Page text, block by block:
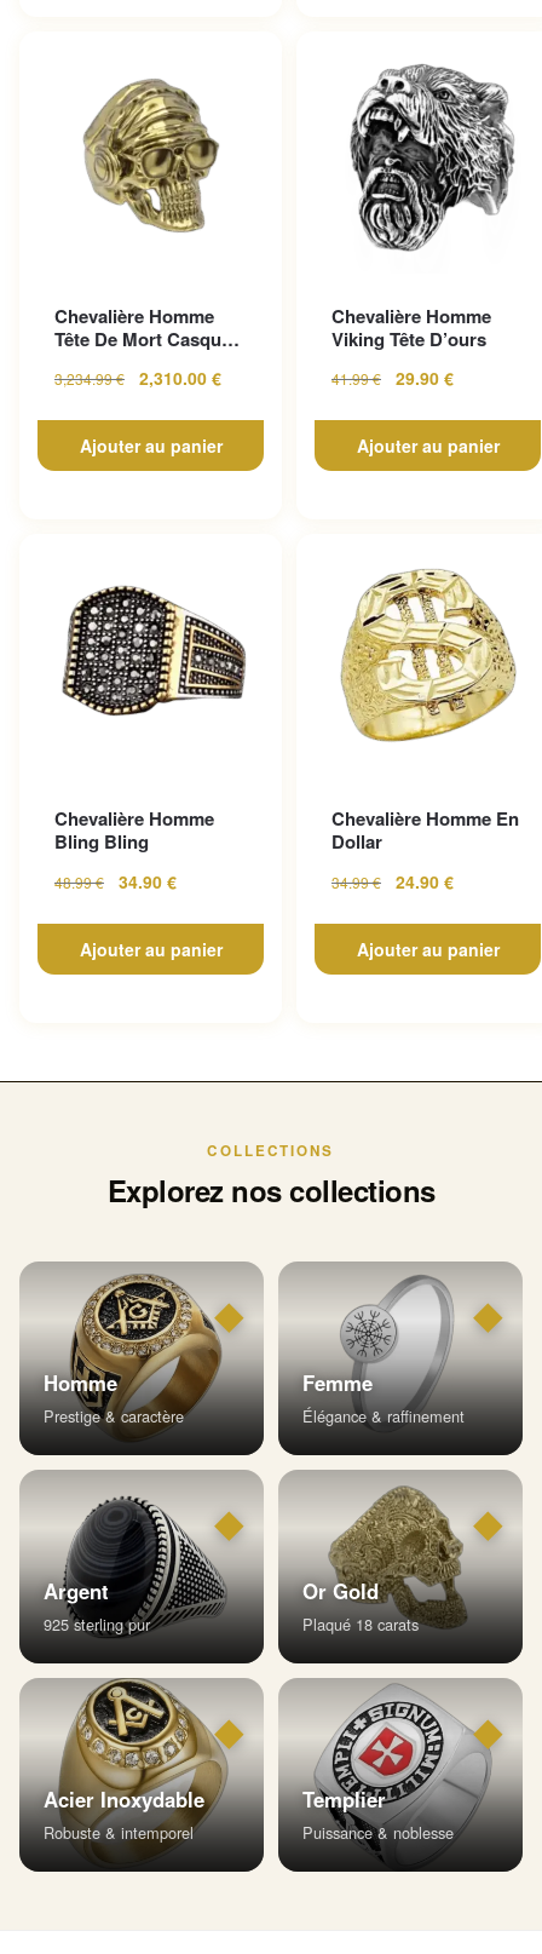
Chevalière Homme
Tête De Mort Casque
3,234.99€ 2,310.00 €
Ajouter au panier
Chevalière Homme
Viking Tête D’ours
41.99€ 29.90 €
Ajouter au panier
Chevalière Homme
Bling Bling
48.99€ 34.90 €
Ajouter au panier
Chevalière Homme En
Dollar
34.99€ 24.90 €
Ajouter au panier
COLLECTIONS
Explorez nos collections
◆
Homme
Prestige & caractère
◆
Femme
Élégance & raffinement
◆
Argent
925 sterling pur
◆
Or Gold
Plaqué 18 carats
◆
Acier Inoxydable
Robuste & intemporel
◆
Templier
Puissance & noblesse